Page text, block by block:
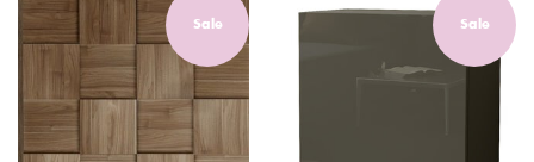
Sale Sale